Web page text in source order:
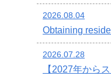
2026.08.04
Obtaining
2026.07.28
【2027年から